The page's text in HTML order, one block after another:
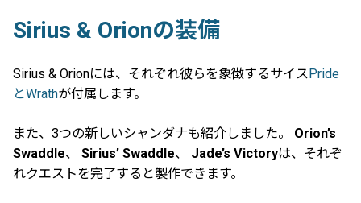
Sirius & Orionの装備
Sirius & Orionには、それぞれ彼らを象徴するサイスPride
とWrathが付属します。
また、3つの新しいシャンダナも紹介しました。 Orion’s
Swaddle、 Sirius’ Swaddle、 Jade’s Victoryは、それぞ
れクエストを完了すると製作できます。